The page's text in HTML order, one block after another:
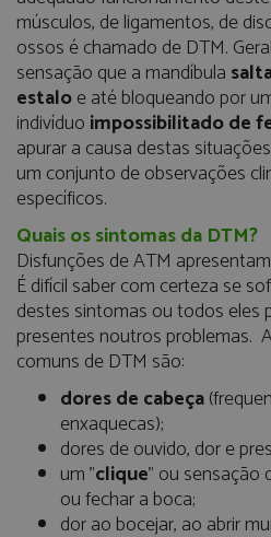
músculos, de ligamentos, de
ossos é chamado de DTM.
sensação que a mandíbula
estaloe até bloqueando por
indivíduo impossibilitado de
apurar a causa destas
um conjunto de observações
específicos.
Quais os sintomas da DTM?
Disfunções de ATM
É difícil saber com certeza se
destes sintomas ou todos eles
presentes noutros problemas.
comuns de DTM são:
dores de cabeça
enxaquecas);
dores de ouvido, dor e
um "clique" ou sensação
ou fechar a boca;
dor ao bocejar, ao abrir